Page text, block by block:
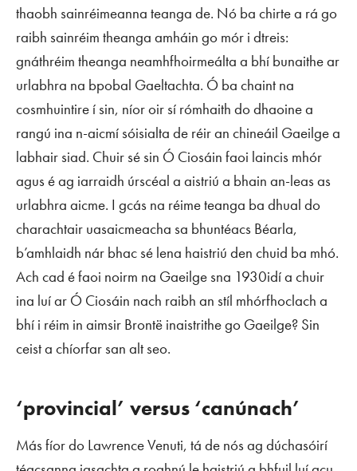
thaobh sainréimeanna teanga de. Nó ba chirte a rá go
raibh sainréim theanga amháin go mór i dtreis:
gnáthréim theanga neamhfhoirmeálta a bhí bunaithe ar
urlabhra na bpobal Gaeltachta. Ó ba chaint na
cosmhuintire í sin, níor oir sí rómhaith do dhaoine a
rangú ina n-aicmí sóisialta de réir an chineáil Gaeilge a
labhair siad. Chuir sé sin Ó Ciosáin faoi laincis mhór
agus é ag iarraidh úrscéal a aistriú a bhain an-leas as
urlabhra aicme. I gcás na réime teanga ba dhual do
charachtair uasaicmeacha sa bhuntéacs Béarla,
b’amhlaidh nár bhac sé lena haistriú den chuid ba mhó.
Ach cad é faoi noirm na Gaeilge sna 1930idí a chuir
ina luí ar Ó Ciosáin nach raibh an stíl mhórfhoclach a
bhí i réim in aimsir Brontë inaistrithe go Gaeilge? Sin
ceist a chíorfar san alt seo.
‘provincial’ versus ‘canúnach’
Más fíor do Lawrence Venuti, tá de nós ag dúchasóirí